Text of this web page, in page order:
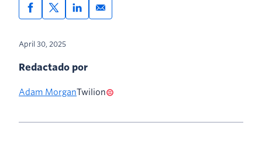
April 30, 2025
Redactado por
Adam MorganTwilion